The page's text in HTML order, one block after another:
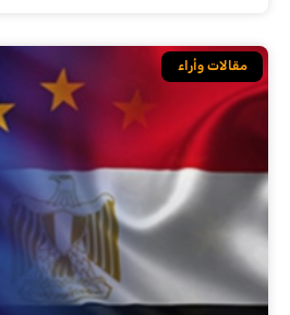
مقالات وأراء